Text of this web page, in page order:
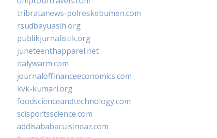
tribratanews-polreskebumen.com
rsudbayuasih.org
publikjurnalistik.org
juneteenthapparel.net
italywarm.com
journaloffinanceeconomics.com
kvk-kumari.org
foodscienceandtechnology.com
scisportsscience.com
addisababacuisineaz.com